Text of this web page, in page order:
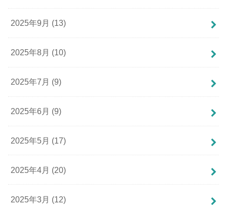
2025年9月 (13)
2025年8月 (10)
2025年7月 (9)
2025年6月 (9)
2025年5月 (17)
2025年4月 (20)
2025年3月 (12)